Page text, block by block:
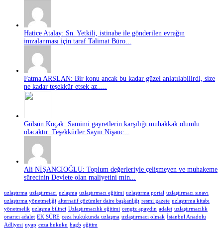
Hatice Atalay: Sn. Yetkili, istinabe ile gönderilen evrağın
imzalanması için taraf Talimat Büro...
Fatma ARSLAN: Bir konu ancak bu kadar güzel anlatılabilirdi, size
ne kadar teşekkür etsek az.....
Gülsün Koçak: Samimi gayretlerin karşılığı muhakkak olumlu
olacaktır. Teşekkürler Sayın Nişanc...
Ali NİŞANCIOĞLU: Toplum değerleriyle çelişmeyen ve muhakeme
sürecinin Devlete olan maliyetini min...
uzlaştırma uzlaştırmacı uzlaşma uzlaştırmacı eğitimi uzlaştırma portal uzlaştırmacı sınavı
uzlaştırma yönetmeliği alternatif çözümler daire başkanlığı resmi gazete uzlaştırma kitabı
yönetmelik uzlaşma bilinci Uzlaştırmacılık eğitimi cengiz apaydın adalet uzlaştırmacılık
onarıcı adalet EK SÜRE ceza hukukunda uzlaşma uzlaştırmacı olmak İstanbul Anadolu
Adliyesi uyap ceza hukuku hagb eğitim